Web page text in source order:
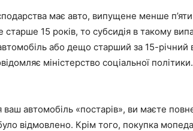
має авто, випущене менше п’яти
старше 15 років, то субсидія в такому
або дещо старший за 15-річний
міністерство соціальної
автомобіль «постарів», ви маєте
відмовлено. Крім того, покупка